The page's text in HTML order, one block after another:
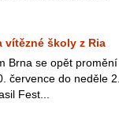
vítězné školy z Ria
Brna se opět promění
července do neděle 2.
Fest...